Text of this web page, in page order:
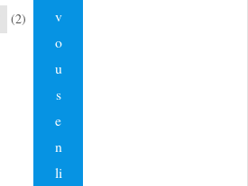
(2)
v
o
u
s
e
n
li